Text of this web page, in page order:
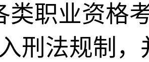
类职业资格
刑法规制